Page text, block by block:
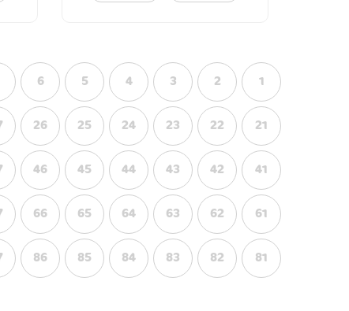
1
2
3
4
5
6
21
22
23
24
25
26
41
42
43
44
45
46
61
62
63
64
65
66
81
82
83
84
85
86